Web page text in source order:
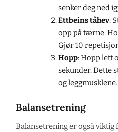
senker deg ned
Ettbeins tåhev:
opp på tærne.
Gjør 10
Hopp: Hopp lett
sekunder. Dette
og leggmusklene.
Balansetrening
Balansetrening er også viktig